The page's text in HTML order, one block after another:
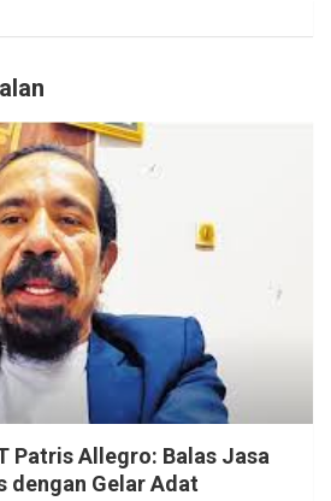
Patris Allegro: Balas Jasa
dengan Gelar Adat